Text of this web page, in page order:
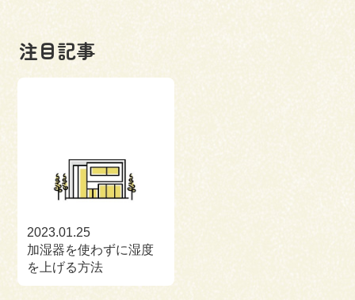
注目記事
2023.01.25
加湿器を使わずに湿度
を上げる方法